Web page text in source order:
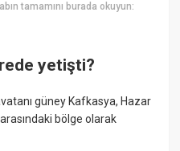
tamamını burada okuyun:
yetişti?
güney Kafkasya, Hazar
bölge olarak